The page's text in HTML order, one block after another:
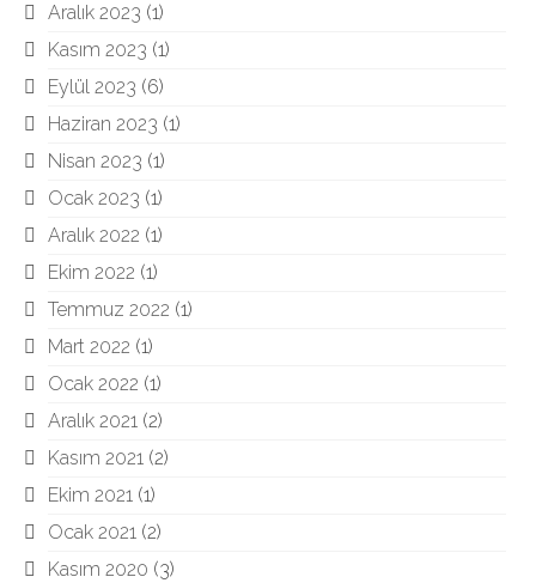
Aralık 2023 (1)
Kasım 2023 (1)
Eylül 2023 (6)
Haziran 2023 (1)
Nisan 2023 (1)
Ocak 2023 (1)
Aralık 2022 (1)
Ekim 2022 (1)
Temmuz 2022 (1)
Mart 2022 (1)
Ocak 2022 (1)
Aralık 2021 (2)
Kasım 2021 (2)
Ekim 2021 (1)
Ocak 2021 (2)
Kasım 2020 (3)